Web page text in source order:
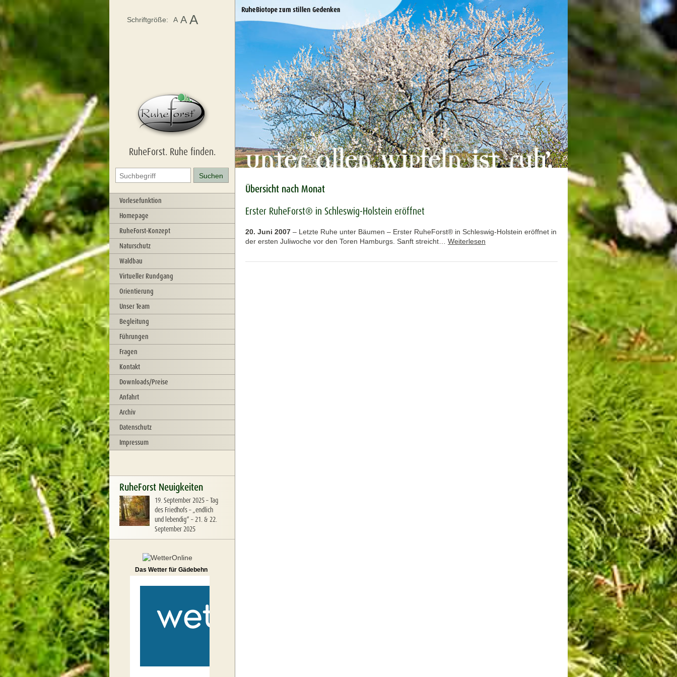
RuheForst. Ruhe finden.
Vorlesefunktion
Homepage
RuheForst-Konzept
Naturschutz
Waldbau
Virtueller Rundgang
Orientierung
Unser Team
Begleitung
Führungen
Fragen
Kontakt
Downloads/Preise
Anfahrt
Archiv
Datenschutz
Impressum
RuheForst Neuigkeiten
19. September 2025–Tag
des Friedhofs – „endlich
und lebendig“ – 21. & 22.
September 2025
Schriftgröße: A A A
Das Wetter für Gädebehn
Übersicht nach Monat
Erster RuheForst® in Schleswig-Holstein eröffnet
20. Juni 2007 – Letzte Ruhe unter Bäumen – Erster RuheForst® in Schleswig-Holstein eröffnet in
der ersten Juliwoche vor den Toren Hamburgs. Sanft streicht… Weiterlesen